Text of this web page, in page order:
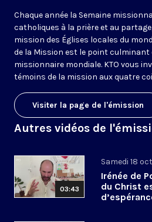
Chaque année la Semaine
catholiques à la prière et au
mission des Églises locales du
de la Mission est le point culminant
missionnaire mondiale. KTO vous
témoins de la mission aux quatre
Visiter la page de l'émission
Autres vidéos de
03:43
Samedi 18
Irénée de
du Christ